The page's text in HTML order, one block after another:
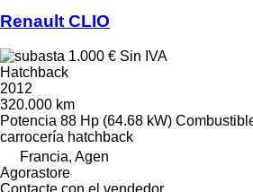
Renault CLIO
1.000 € Sin IVA
Hatchback
2012
320.000 km
Potencia 88 Hp (64.68 kW)
carrocería hatchback
Francia, Agen
Agorastore
Contacte con el vendedor